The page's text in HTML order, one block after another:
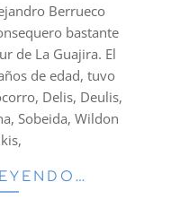
Berrueco
bastante
de La Guajira. El
de edad, tuvo
Delis, Deulis,
Sobeida, Wildon